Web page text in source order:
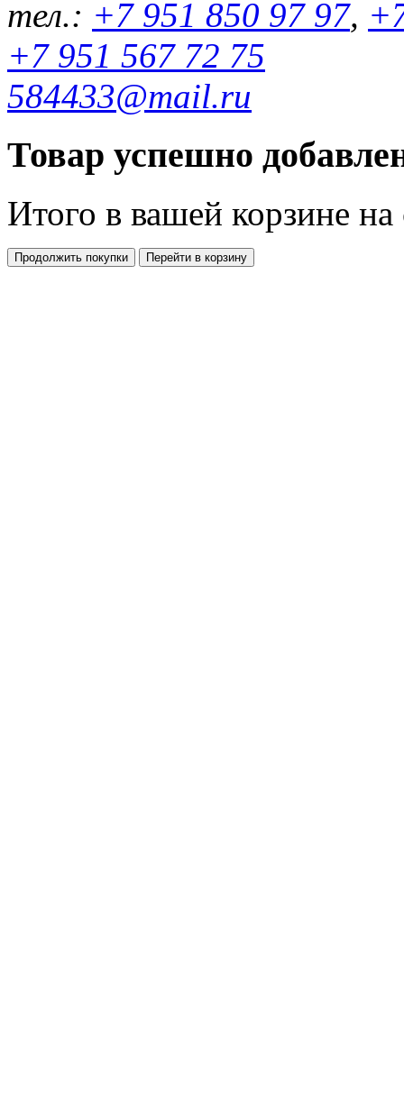
тел.: +7 951 850 97 97,
+7 951 567 72 75
584433@mail.ru
Товар успешно
Итого в вашей корзине
Продолжить покупки Перейти в корзину